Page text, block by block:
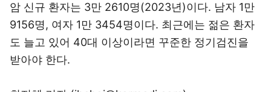
암 신규 환자는 3만 2610명(2023년)이다. 남자 1만
9156명, 여자 1만 3454명이다. 최근에는 젊은 환자
도 늘고 있어 40대 이상이라면 꾸준한 정기검진을
받아야 한다.